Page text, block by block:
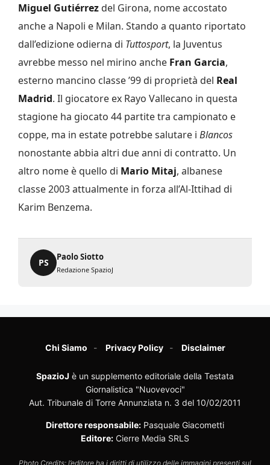
Miguel Gutiérrez del Girona, nome accostato
anche a Napoli e Milan. Stando a quanto riportato
dall’edizione odierna di Tuttosport, la Juventus
avrebbe messo nel mirino anche Fran Garcia,
esterno mancino classe ’99 di proprietà del Real
Madrid. Il giocatore ex Rayo Vallecano in questa
stagione ha giocato 44 partite tra campionato e
coppe, ma in estate potrebbe salutare i Blancos
nonostante abbia altri due anni di contratto. Un
altro nome è quello di Mario Mitaj, albanese
classe 2003 attualmente in forza all’Al-Ittihad di
Karim Benzema.
PS
Paolo Siotto
Redazione SpazioJ
Chi Siamo Privacy Policy Disclaimer
SpazioJ è un supplemento editoriale della Testata
Giornalistica "Nuovevoci"
Aut. Tribunale di Torre Annunziata n. 3 del 10/02/2011
Direttore responsabile: Pasquale Giacometti
Editore: Cierre Media SRLS
Photo Credits: l’editore ha i diritti di utilizzo delle immagini presenti sul